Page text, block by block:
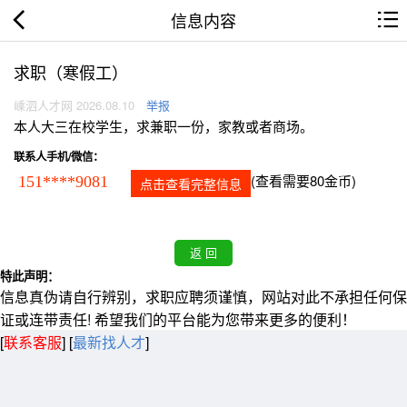
信息内容
求职（寒假工）
嵊泗人才网 2026.08.10 举报
本人大三在校学生，求兼职一份，家教或者商场。
联系人手机/微信：
151****9081 点击查看完整信息 (查看需要80金币)
特此声明：
信息真伪请自行辨别，求职应聘须谨慎，网站对此不承担任何保
证或连带责任! 希望我们的平台能为您带来更多的便利！
[联系客服] [最新找人才]